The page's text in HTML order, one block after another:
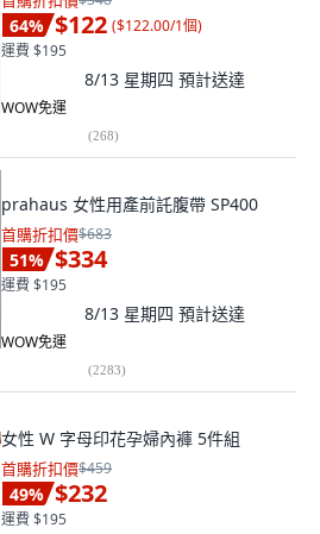
64% $122 ($122.00/1個)
運費 $195
8/13 星期四 預計送達
WOW免運
(268)
prahaus 女性用產前託腹帶 SP400
首購折扣價$683
51% $334
運費 $195
8/13 星期四 預計送達
WOW免運
(2283)
女性 W 字母印花孕婦內褲 5件組
首購折扣價$459
49% $232
運費 $195